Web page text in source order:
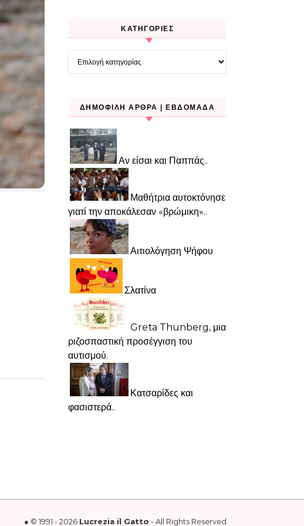
KΑΤΗΓΟΡΊΕΣ
Kατηγορίες
ΔΗΜΟΦΙΛΉ ΆΡΘΡΑ | ΕΒΔΟΜΆΔΑ
Αν είσαι και Παππάς..
Μαθήτρια αυτοκτόνησε
γιατί την αποκάλεσαν «βρώμικη»..
Αιτιολόγηση Ψήφου
Σλατίνα
Greta Thunberg, μια
ριζοσπαστική προσέγγιση του
αυτισμού.
Κατσαρίδες και
φασιστερά..
● © 1991 - 2026 Lucrezia il Gatto - All Rights Reserved